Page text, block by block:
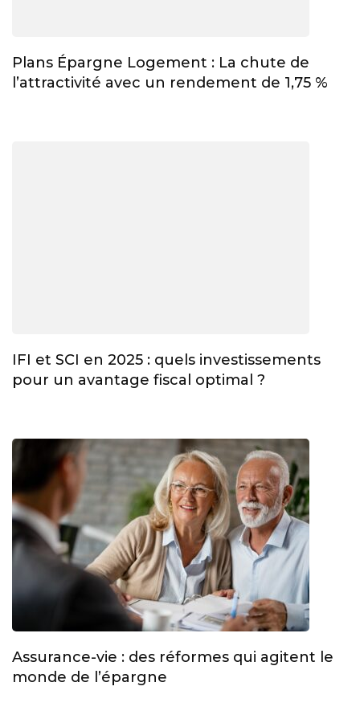
Plans Épargne Logement : La chute de
l’attractivité avec un rendement de 1,75 %
IFI et SCI en 2025 : quels investissements
pour un avantage fiscal optimal ?
Assurance-vie : des réformes qui agitent le
monde de l’épargne